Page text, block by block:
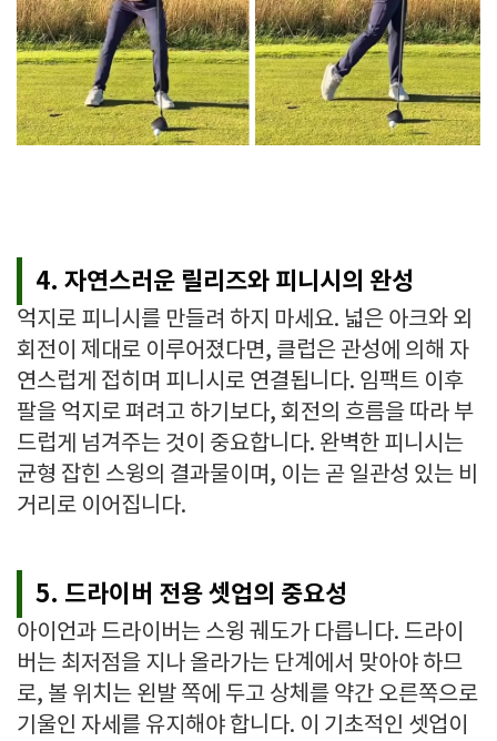
4. 자연스러운 릴리즈와 피니시의 완성
억지로 피니시를 만들려 하지 마세요. 넓은 아크와 외
회전이 제대로 이루어졌다면, 클럽은 관성에 의해 자
연스럽게 접히며 피니시로 연결됩니다. 임팩트 이후
팔을 억지로 펴려고 하기보다, 회전의 흐름을 따라 부
드럽게 넘겨주는 것이 중요합니다. 완벽한 피니시는
균형 잡힌 스윙의 결과물이며, 이는 곧 일관성 있는 비
거리로 이어집니다.
5. 드라이버 전용 셋업의 중요성
아이언과 드라이버는 스윙 궤도가 다릅니다. 드라이
버는 최저점을 지나 올라가는 단계에서 맞아야 하므
로, 볼 위치는 왼발 쪽에 두고 상체를 약간 오른쪽으로
기울인 자세를 유지해야 합니다. 이 기초적인 셋업이